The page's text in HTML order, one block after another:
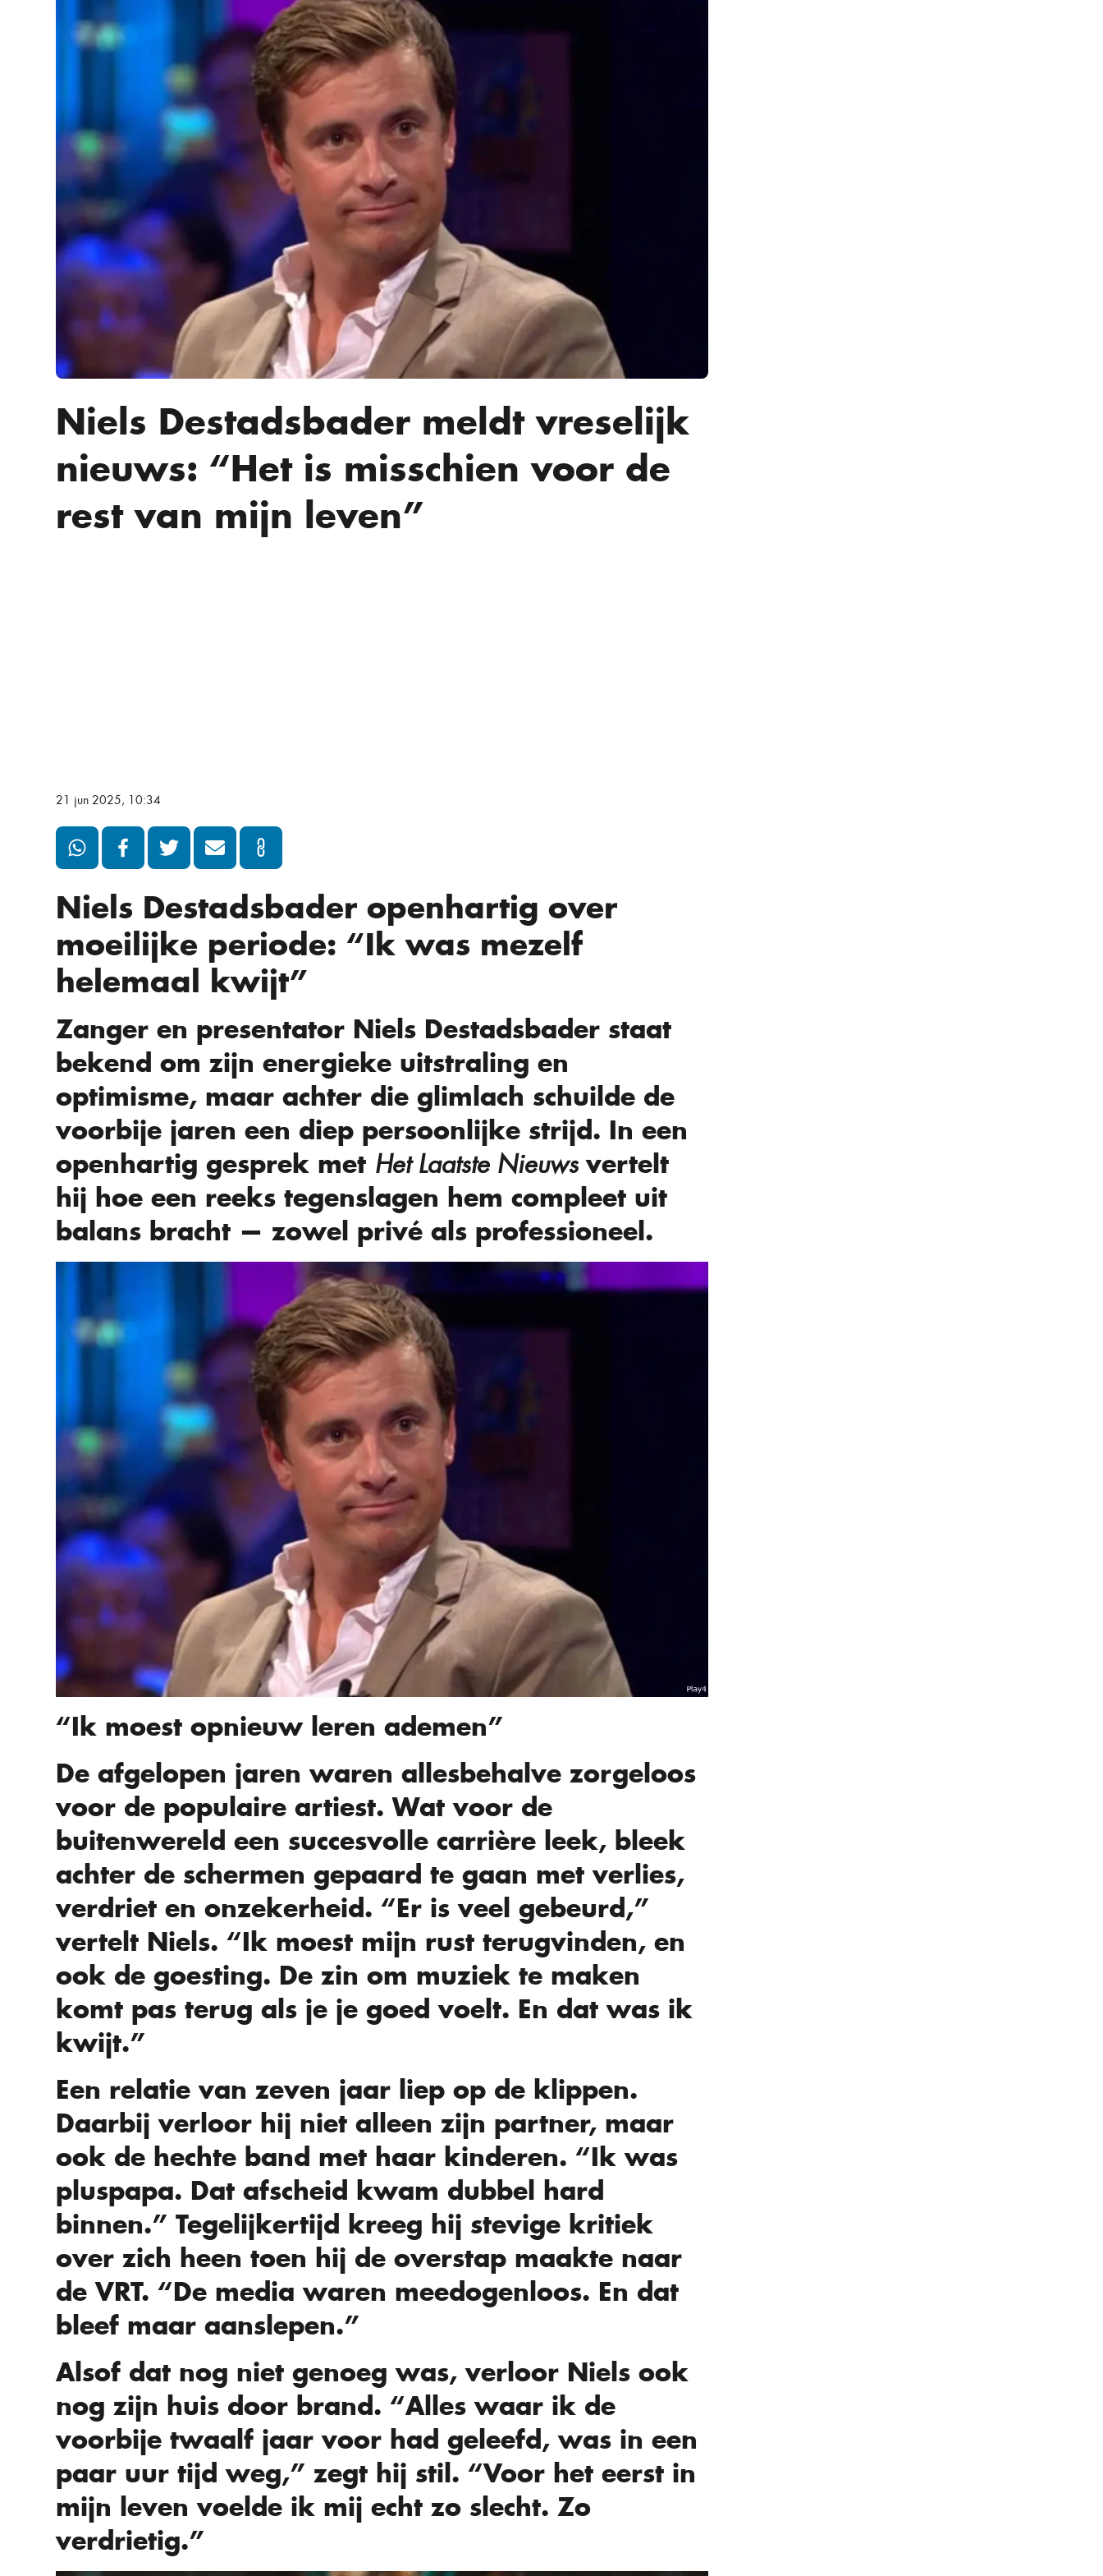
Niels Destadsbader meldt vreselijk
nieuws: “Het is misschien voor de
rest van mijn leven”
21 jun 2025, 10:34
Niels Destadsbader openhartig over
moeilijke periode: “Ik was mezelf
helemaal kwijt”
Zanger en presentator Niels Destadsbader staat
bekend om zijn energieke uitstraling en
optimisme, maar achter die glimlach schuilde de
voorbije jaren een diep persoonlijke strijd. In een
openhartig gesprek met Het Laatste Nieuwsvertelt
hij hoe een reeks tegenslagen hem compleet uit
balans bracht — zowel privé als professioneel.
“Ik moest opnieuw leren ademen”
De afgelopen jaren waren allesbehalve zorgeloos
voor de populaire artiest. Wat voor de
buitenwereld een succesvolle carrière leek, bleek
achter de schermen gepaard te gaan met verlies,
verdriet en onzekerheid. “Er is veel gebeurd,”
vertelt Niels. “Ik moest mijn rust terugvinden, en
ook de goesting. De zin om muziek te maken
komt pas terug als je je goed voelt. En dat was ik
kwijt.”
Een relatie van zeven jaar liep op de klippen.
Daarbij verloor hij niet alleen zijn partner, maar
ook de hechte band met haar kinderen. “Ik was
pluspapa. Dat afscheid kwam dubbel hard
binnen.” Tegelijkertijd kreeg hij stevige kritiek
over zich heen toen hij de overstap maakte naar
de VRT. “De media waren meedogenloos. En dat
bleef maar aanslepen.”
Alsof dat nog niet genoeg was, verloor Niels ook
nog zijn huis door brand. “Alles waar ik de
voorbije twaalf jaar voor had geleefd, was in een
paar uur tijd weg,” zegt hij stil. “Voor het eerst in
mijn leven voelde ik mij echt zo slecht. Zo
verdrietig.”